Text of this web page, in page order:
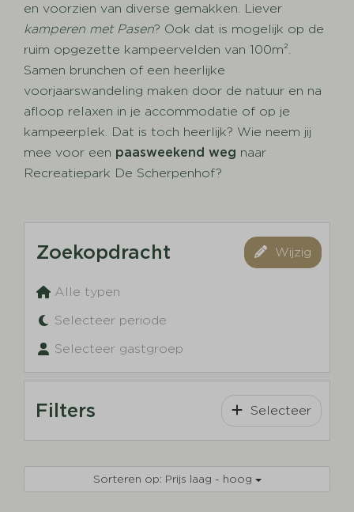
en voorzien van diverse gemakken. Liever
kamperen met Pasen? Ook dat is mogelijk op de
ruim opgezette kampeervelden van 100m².
Samen brunchen of een heerlijke
voorjaarswandeling maken door de natuur en na
afloop relaxen in je accommodatie of op je
kampeerplek. Dat is toch heerlijk? Wie neem jij
mee voor een paasweekend weg naar
Recreatiepark De Scherpenhof?
Zoekopdracht Wijzig
Alle typen
Selecteer periode
Selecteer gastgroep
Filters Selecteer
Sorteren op: Prijs laag - hoog